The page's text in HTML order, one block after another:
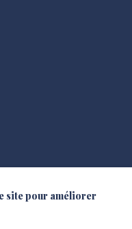
site pour améliorer